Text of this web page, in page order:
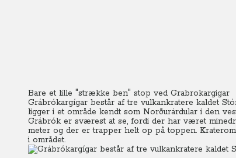
Bare et lille "strække ben" stop ved Grabrokargigar
Grábrókargígar består af tre vulkankratere kaldet
ligger i et område kendt som Norðurárdular i den
Grábrók er sværest at se, fordi der har været
meter og der er trapper helt op på toppen.
i området.